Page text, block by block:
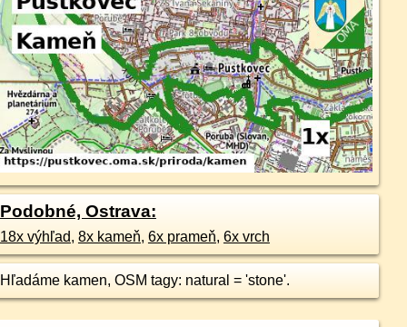
Podobné, Ostrava:
18x výhľad, 8x kameň, 6x prameň, 6x vrch
Hľadáme kamen, OSM tagy: natural = 'stone'.